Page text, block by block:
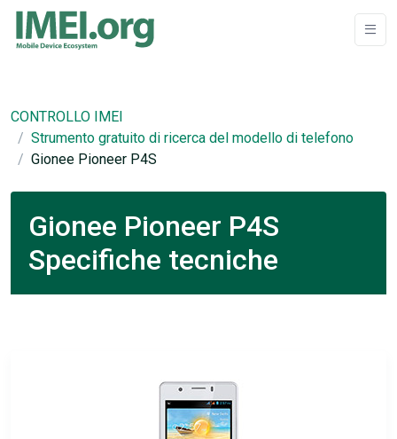
CONTROLLO IMEI
Strumento gratuito di ricerca del modello di telefono
Gionee Pioneer P4S
Gionee Pioneer P4S
Specifiche tecniche